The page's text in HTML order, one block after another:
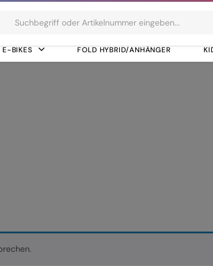
E-BIKES FOLD HYBRID/ANHÄNGER